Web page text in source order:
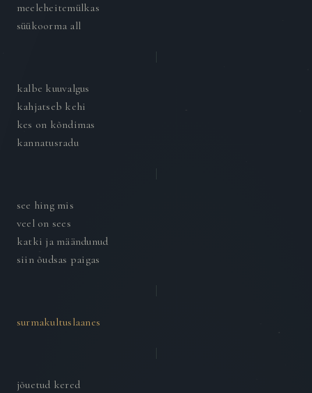
meeleheitemülkas
süükoorma all
kalbe kuuvalgus
kahjatseb kehi
kes on kõndimas
kannatusradu
see hing mis
veel on sees
katki ja määndunud
siin õudsas paigas
surmakultuslaanes
jõuetud kered